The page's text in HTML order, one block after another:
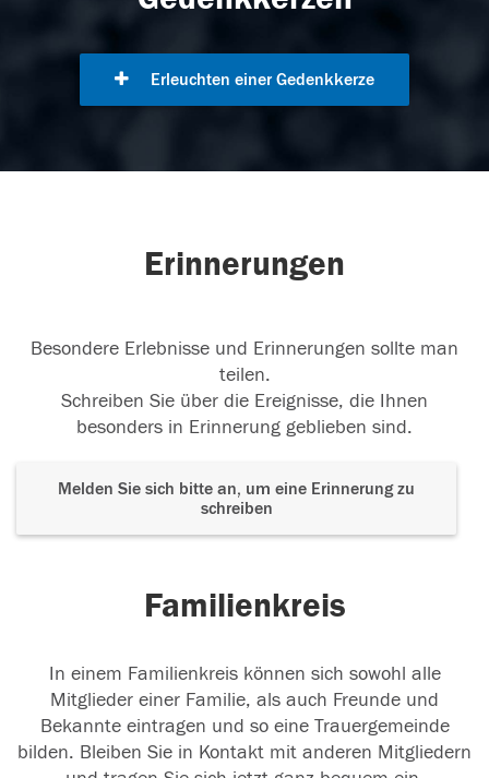
Erleuchten einer Gedenkkerze
Erinnerungen
Besondere Erlebnisse und Erinnerungen sollte man
teilen.
Schreiben Sie über die Ereignisse, die Ihnen
besonders in Erinnerung geblieben sind.
Melden Sie sich bitte an, um eine Erinnerung zu
schreiben
Familienkreis
In einem Familienkreis können sich sowohl alle
Mitglieder einer Familie, als auch Freunde und
Bekannte eintragen und so eine Trauergemeinde
bilden. Bleiben Sie in Kontakt mit anderen Mitgliedern